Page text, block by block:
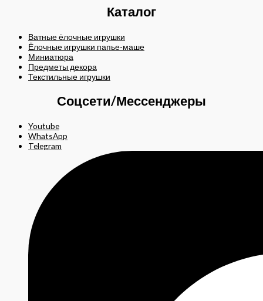
Каталог
Ватные ёлочные игрушки
Ёлочные игрушки папье-маше
Миниатюра
Предметы декора
Текстильные игрушки
Соцсети/Мессенджеры
Youtube
WhatsApp
Telegram